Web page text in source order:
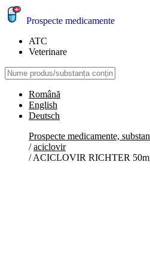
Prospecte medicamente
ATC
Veterinare
Română
English
Deutsch
Prospecte medicamente,
/ aciclovir
/ ACICLOVIR RICHTER